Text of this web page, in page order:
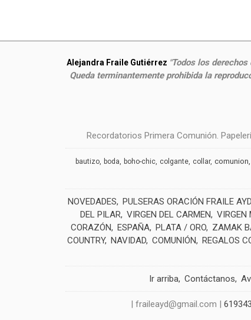
Alejandra Fraile Gutiérrez "Todos los
Queda terminantemente prohibida la
Recordatorios Primera Comunión.
bautizo boda boho-chic colgante collar comunion
NOVEDADES PULSERAS ORACIÓN FRAILE AYD
DEL PILAR VIRGEN DEL CARMEN VIRGEN
CORAZÓN
ESPAÑA PLATA / ORO ZAMAK
COUNTRY NAVIDAD COMUNIÓN REGALOS
Ir arriba Contáctanos
| fraileayd@gmail.com |